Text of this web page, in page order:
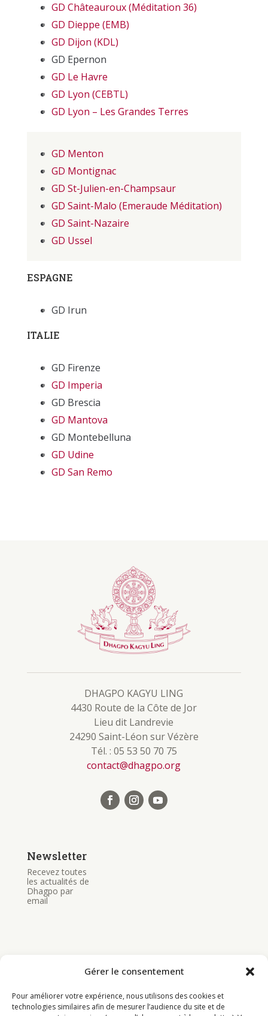
Gérer le consentement
Pour améliorer votre expérience, nous utilisons des cookies et
technologies similaires afin de mesurer l’audience du site et de
GD Châteauroux (Méditation 36)
GD Dieppe (EMB)
GD Dijon (KDL)
GD Epernon
GD Le Havre
GD Lyon (CEBTL)
GD Lyon – Les Grandes Terres
GD Menton
GD Montignac
GD St-Julien-en-Champsaur
GD Saint-Malo (Emeraude Méditation)
GD Saint-Nazaire
GD Ussel
ESPAGNE
GD Irun
ITALIE
GD Firenze
GD Imperia
GD Brescia
GD Mantova
GD Montebelluna
GD Udine
GD San Remo
DHAGPO KAGYU LING
4430 Route de la Côte de Jor
Lieu dit Landrevie
24290 Saint-Léon sur Vézère
Tél. : 05 53 50 70 75
contact@dhagpo.org
Newsletter
Recevez toutes
les actualités de
Dhagpo par
email
Programme